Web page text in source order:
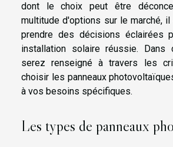
dont le choix peut être
multitude d'options sur le marché,
prendre des décisions éclairées
installation solaire réussie. Dans
serez renseigné à travers les
choisir les panneaux
à vos besoins spécifiques.
Les types de panneaux